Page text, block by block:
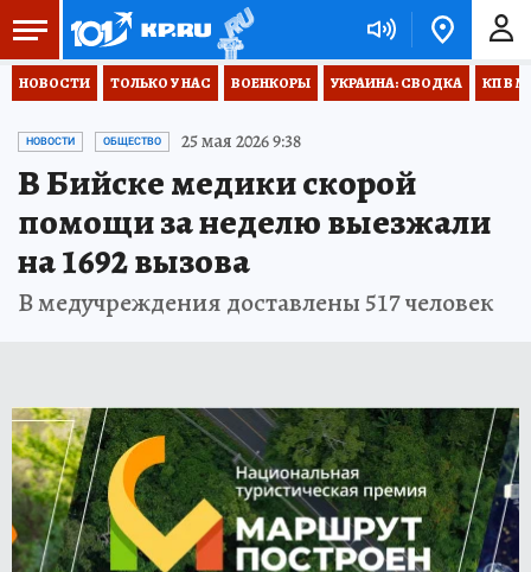
НОВОСТИ ТОЛЬКО У НАС ВОЕНКОРЫ УКРАИНА: СВОДКА КП В
НОВОСТИ ОБЩЕСТВО 25 мая 2026 9:38
В Бийске медики скорой
помощи за неделю выезжали
на 1692 вызова
В медучреждения доставлены 517 человек